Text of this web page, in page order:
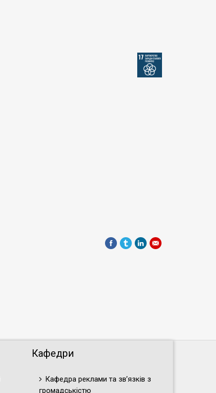
Кафедри
Кафедра реклами та зв’язків з
громадськістю